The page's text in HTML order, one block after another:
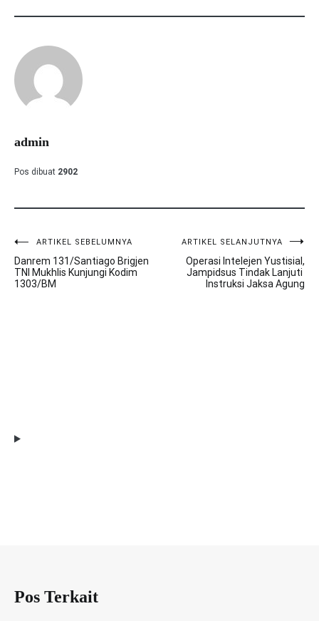
admin
Pos dibuat 2902
Navigasi
pos
ARTIKEL SEBELUMNYA
Danrem 131/Santiago Brigjen
TNI Mukhlis Kunjungi Kodim
1303/BM
ARTIKEL SELANJUTNYA
Operasi Intelejen Yustisial,
Jampidsus Tindak Lanjuti
Instruksi Jaksa Agung
Pos Terkait